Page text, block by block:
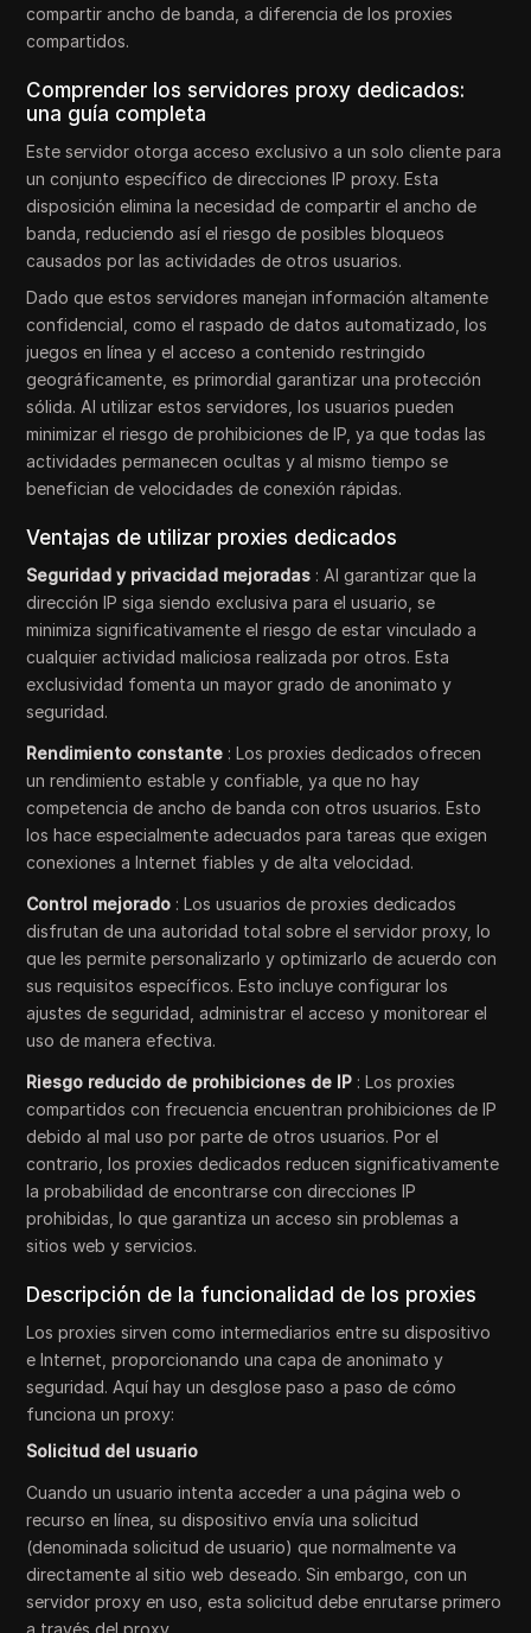
compartir ancho de banda, a diferencia de los proxies
compartidos.
Comprender los servidores proxy dedicados:
una guía completa
Este servidor otorga acceso exclusivo a un solo cliente para
un conjunto específico de direcciones IP proxy. Esta
disposición elimina la necesidad de compartir el ancho de
banda, reduciendo así el riesgo de posibles bloqueos
causados por las actividades de otros usuarios.
Dado que estos servidores manejan información altamente
confidencial, como el raspado de datos automatizado, los
juegos en línea y el acceso a contenido restringido
geográficamente, es primordial garantizar una protección
sólida. Al utilizar estos servidores, los usuarios pueden
minimizar el riesgo de prohibiciones de IP, ya que todas las
actividades permanecen ocultas y al mismo tiempo se
benefician de velocidades de conexión rápidas.
Ventajas de utilizar proxies dedicados
Seguridad y privacidad mejoradas : Al garantizar que la
dirección IP siga siendo exclusiva para el usuario, se
minimiza significativamente el riesgo de estar vinculado a
cualquier actividad maliciosa realizada por otros. Esta
exclusividad fomenta un mayor grado de anonimato y
seguridad.
Rendimiento constante : Los proxies dedicados ofrecen
un rendimiento estable y confiable, ya que no hay
competencia de ancho de banda con otros usuarios. Esto
los hace especialmente adecuados para tareas que exigen
conexiones a Internet fiables y de alta velocidad.
Control mejorado : Los usuarios de proxies dedicados
disfrutan de una autoridad total sobre el servidor proxy, lo
que les permite personalizarlo y optimizarlo de acuerdo con
sus requisitos específicos. Esto incluye configurar los
ajustes de seguridad, administrar el acceso y monitorear el
uso de manera efectiva.
Riesgo reducido de prohibiciones de IP : Los proxies
compartidos con frecuencia encuentran prohibiciones de IP
debido al mal uso por parte de otros usuarios. Por el
contrario, los proxies dedicados reducen significativamente
la probabilidad de encontrarse con direcciones IP
prohibidas, lo que garantiza un acceso sin problemas a
sitios web y servicios.
Descripción de la funcionalidad de los proxies
Los proxies sirven como intermediarios entre su dispositivo
e Internet, proporcionando una capa de anonimato y
seguridad. Aquí hay un desglose paso a paso de cómo
funciona un proxy:
Solicitud del usuario
Cuando un usuario intenta acceder a una página web o
recurso en línea, su dispositivo envía una solicitud
(denominada solicitud de usuario) que normalmente va
directamente al sitio web deseado. Sin embargo, con un
servidor proxy en uso, esta solicitud debe enrutarse primero
a través del proxy.